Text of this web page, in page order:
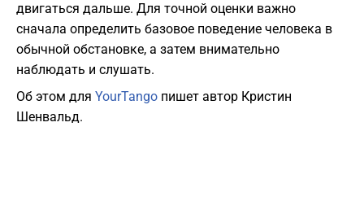
двигаться дальше. Для точной оценки важно
сначала определить базовое поведение человека в
обычной обстановке, а затем внимательно
наблюдать и слушать.
Об этом для YourTango пишет автор Кристин
Шенвальд.